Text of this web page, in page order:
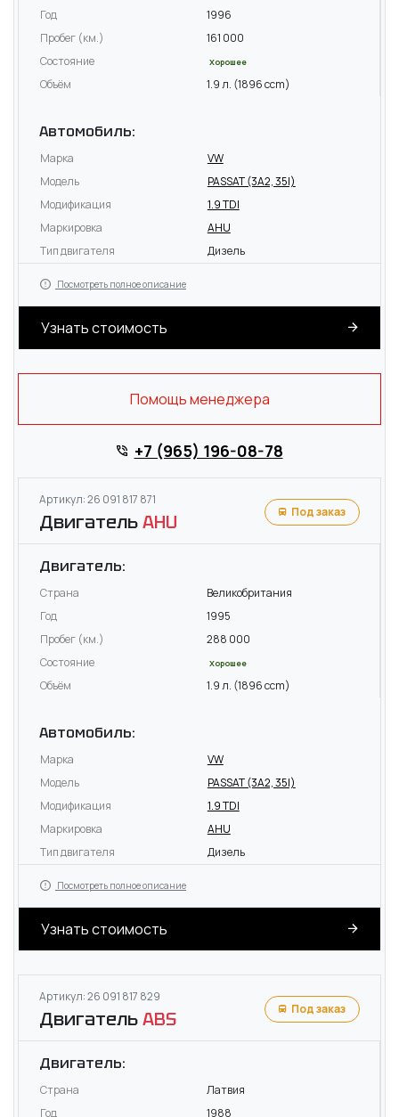
Год
1996
Пробег (км.)
161 000
Состояние
Хорошее
Объём 1.9 л. (1896 ccm)
Автомобиль:
Марка
VW
Модель
PASSAT (3A2, 35I)
Модификация
1.9 TDI
Маркировка
AHU
Тип двигателя
Дизель
Посмотреть полное описание
Узнать стоимость
Помощь менеджера
+7 (965) 196-08-78
Артикул: 26 091 817 871
ДвигательAHU Под заказ
Двигатель:
Страна
Великобритания
Год
1995
Пробег (км.)
288 000
Состояние
Хорошее
Объём 1.9 л. (1896 ccm)
Автомобиль:
Марка
VW
Модель
PASSAT (3A2, 35I)
Модификация
1.9 TDI
Маркировка
AHU
Тип двигателя
Дизель
Посмотреть полное описание
Узнать стоимость
Артикул: 26 091 817 829
ДвигательABS Под заказ
Двигатель:
Страна
Латвия
Год
1988